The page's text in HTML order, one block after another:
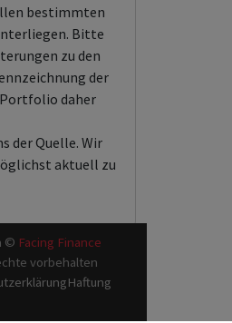
bestimmten
Bitte
zu den
der
daher
der Quelle. Wir
aktuell zu
© Facing Finance
vorbehalten
Haftung